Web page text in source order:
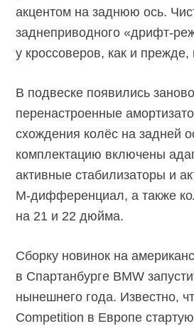
акцентом на заднюю ось.
заднеприводного«дрифт-
у кроссоверов, как и прежде,
В подвеске появились заново
перенастроенные
схождения колёс на задней
комплектацию включены
активные стабилизаторы и
М-дифференциал, а также
на 21 и 22 дюйма.
Сборку новинок на
в Спартанбурге BMW
нынешнего года. Известно,
Competition в Европе